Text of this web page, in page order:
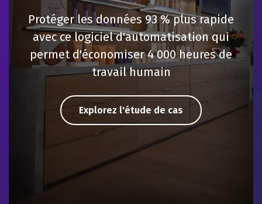
Protéger les données 93 % plus rapide
avec ce logiciel d'automatisation qui
permet d'économiser 4 000 heures de
travail humain
Explorez l'étude de cas